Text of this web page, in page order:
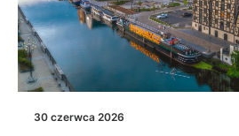
30 czerwca 2026